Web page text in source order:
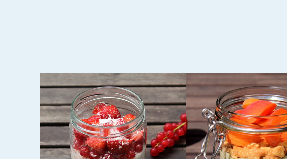
5. JUNI 2017
OVERNIGHT OATS IN
APRIKOSENMILCH MIT
MANGOLASSI-
CHIAPUDDING
6. MÄRZ 2017
OATS MIT
BLUTORANGEN-
CHIAPUDDING UND
JOGHURT